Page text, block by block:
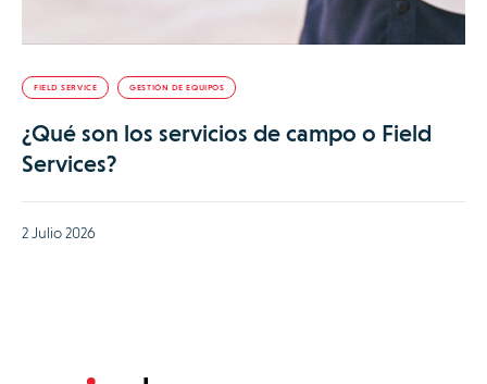
FIELD SERVICE GESTIÓN DE EQUIPOS
¿Qué son los servicios de campo o Field
Services?
2 Julio 2026